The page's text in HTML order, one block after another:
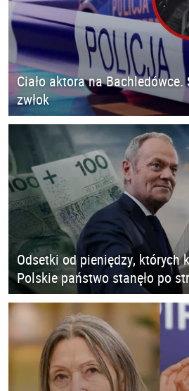
Ciało aktora na
zwłok
Odsetki od pieniędzy, których
Polskie państwo stanęło po